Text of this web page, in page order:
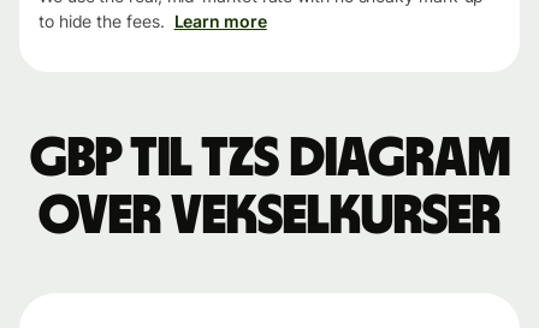
to hide the fees. Learn more
GBP til TZS Diagram
over vekselkurser